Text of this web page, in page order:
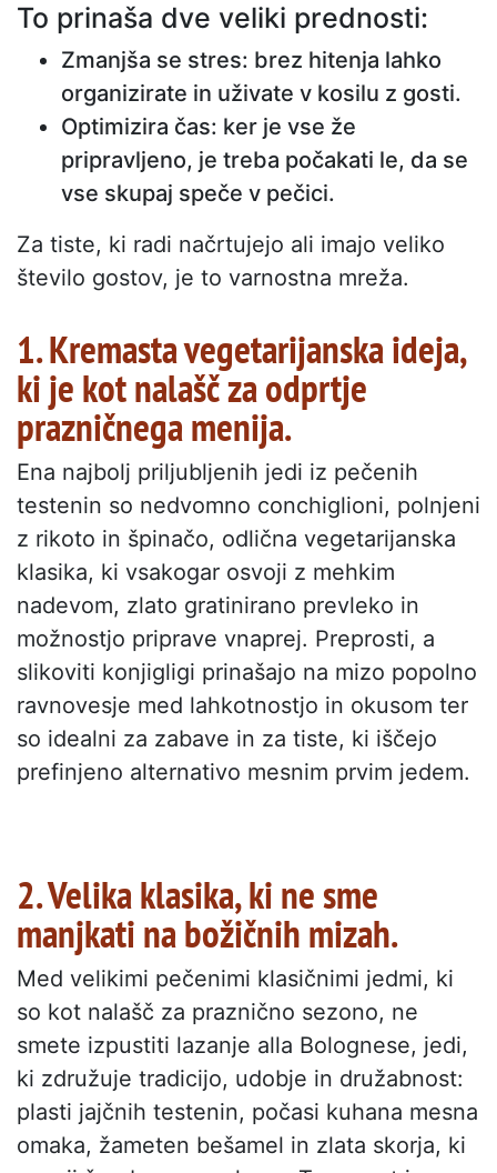
To prinaša dve veliki prednosti:
Zmanjša se stres: brez hitenja lahko
organizirate in uživate v kosilu z gosti.
Optimizira čas: ker je vse že
pripravljeno, je treba počakati le, da se
vse skupaj speče v pečici.
Za tiste, ki radi načrtujejo ali imajo veliko
število gostov, je to varnostna mreža.
1. Kremasta vegetarijanska ideja,
ki je kot nalašč za odprtje
prazničnega menija.
Ena najbolj priljubljenih jedi iz pečenih
testenin so nedvomno conchiglioni, polnjeni
z rikoto in špinačo, odlična vegetarijanska
klasika, ki vsakogar osvoji z mehkim
nadevom, zlato gratinirano prevleko in
možnostjo priprave vnaprej. Preprosti, a
slikoviti konjigligi prinašajo na mizo popolno
ravnovesje med lahkotnostjo in okusom ter
so idealni za zabave in za tiste, ki iščejo
prefinjeno alternativo mesnim prvim jedem.
2. Velika klasika, ki ne sme
manjkati na božičnih mizah.
Med velikimi pečenimi klasičnimi jedmi, ki
so kot nalašč za praznično sezono, ne
smete izpustiti lazanje alla Bolognese, jedi,
ki združuje tradicijo, udobje in družabnost:
plasti jajčnih testenin, počasi kuhana mesna
omaka, žameten bešamel in zlata skorja, ki